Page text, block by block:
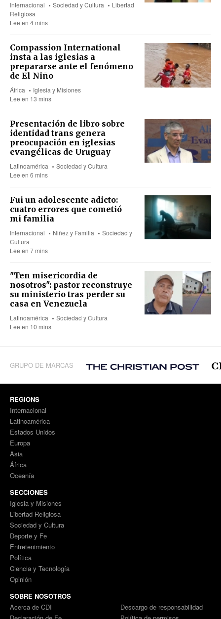
Internacional Sociedad y Cultura
Libertad
Religiosa
Lee en 4 mins
Compassion International
insta a las iglesias a
prepararse ante el fenómeno
de El Niño
África
Iglesia y Misiones
Lee en 13 mins
Presentación de libro sobre
identidad trans genera
preocupación en iglesias
evangélicas de Uruguay
Latinoamérica
Sociedad y Cultura
Lee en 6 mins
Fui un adolescente adicto:
cuatro errores que cometió
mi familia
Internacional Niñez y Familia
Sociedad y
Cultura
Lee en 7 mins
"Ten misericordia de
nosotros": pastor reconstruye
su ministerio tras perder su
casa en Venezuela
Latinoamérica
Sociedad y Cultura
Lee en 10 mins
GRUPO DE MARCAS
REGIONS
Internacional
Latinoamérica
Estados Unidos
Europa
Asia
África
Oceanía
SECCIONES
Iglesia y Misiones
Libertad Religiosa
Sociedad y Cultura
Deporte y Fe
Entretenimiento
Política
Ciencia y Tecnología
Opinión
SOBRE NOSOTROS
Acerca de CDI
Descargo de responsabilidad